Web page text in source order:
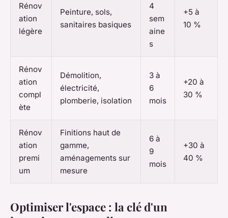
Rénov
ation
légère
Peinture, sols,
sanitaires basiques
4
sem
aine
s
+5 à
10 %
Rénov
ation
compl
ète
Démolition,
électricité,
plomberie, isolation
3 à
6
mois
+20 à
30 %
Rénov
ation
premi
um
Finitions haut de
gamme,
aménagements sur
mesure
6 à
9
mois
+30 à
40 %
Optimiser l'espace : la clé d'un